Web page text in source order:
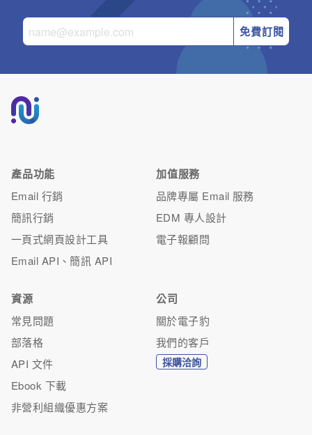
免費訂閱
產品功能
Email 行銷
簡訊行銷
一頁式網頁設計工具
Email API、簡訊 API
加值服務
品牌專屬 Email 服務
EDM 專人設計
電子報顧問
資源
常見問題
部落格
API 文件
Ebook 下載
非營利組織優惠方案
公司
關於電子豹
我們的客戶
採購洽詢